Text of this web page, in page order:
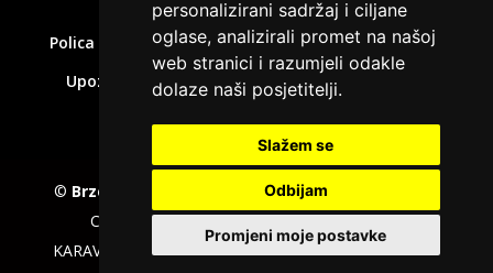
personalizirani sadržaj i ciljane
oglase, analizirali promet na našoj
web stranici i razumjeli odakle
dolaze naši posjetitelji.
Slažem se
Odbijam
Promjeni moje postavke
Polica privatnosti Uvjeti korištenja
Kolačići
Upozorenje o rizicima
Affiliate disclaimer
Kontakt
© Brzepozajmice.com
EU VAT number : 205391327,
Company :KD CAPITAL LTD, Adress : UL.L.
KARAVELOV 2, ZipCode : 4000, City : Plovdiv, Country :